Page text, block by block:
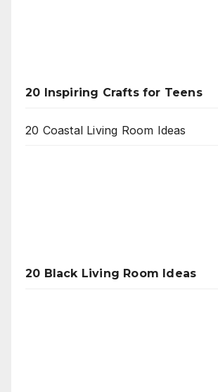
20 Inspiring Crafts for Teens
20 Coastal Living Room Ideas
20 Black Living Room Ideas